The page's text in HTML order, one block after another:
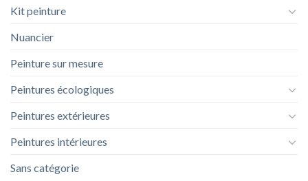
Kit peinture
Nuancier
Peinture sur mesure
Peintures écologiques
Peintures extérieures
Peintures intérieures
Sans catégorie